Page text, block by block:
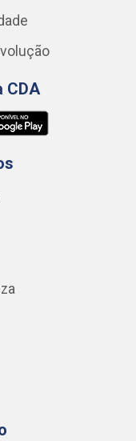
CDA